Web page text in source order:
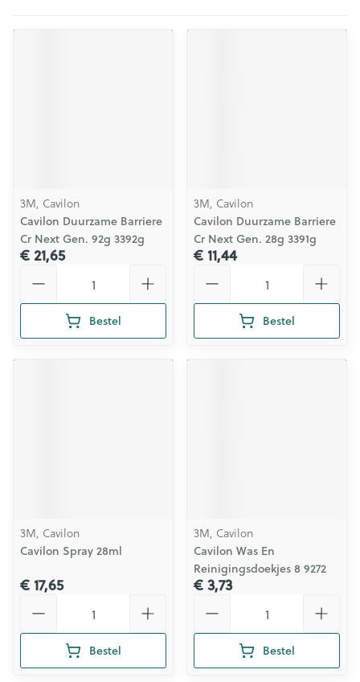
3M, Cavilon
Cavilon Duurzame Barriere
Cr Next Gen. 92g 3392g
€ 21,65
Bestel
3M, Cavilon
Cavilon Duurzame Barriere
Cr Next Gen. 28g 3391g
€ 11,44
Bestel
3M, Cavilon
Cavilon Spray 28ml
€ 17,65
Bestel
3M, Cavilon
Cavilon Was En
Reinigingsdoekjes 8 9272
€ 3,73
Bestel